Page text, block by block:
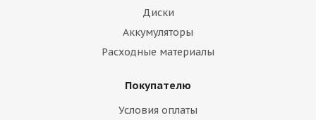
Диски
Аккумуляторы
Расходные материалы
Покупателю
Условия оплаты